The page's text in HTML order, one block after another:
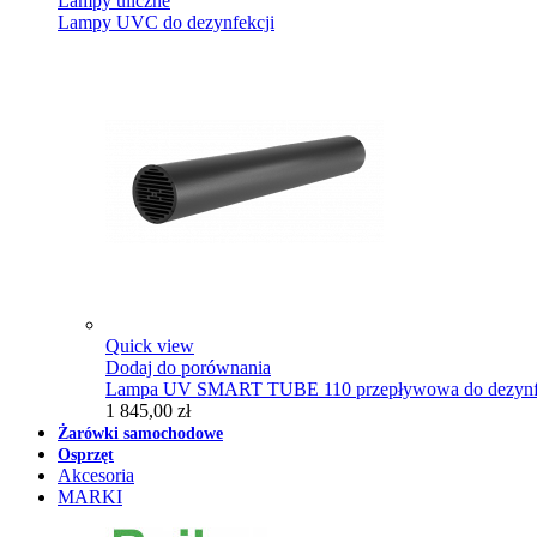
Lampy UVC do dezynfekcji
Quick view
Dodaj do porównania
Lampa UV SMART TUBE 110 przepływowa do
1 845,00 zł
Żarówki samochodowe
Osprzęt
Akcesoria
MARKI